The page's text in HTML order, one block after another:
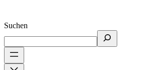
Suchen